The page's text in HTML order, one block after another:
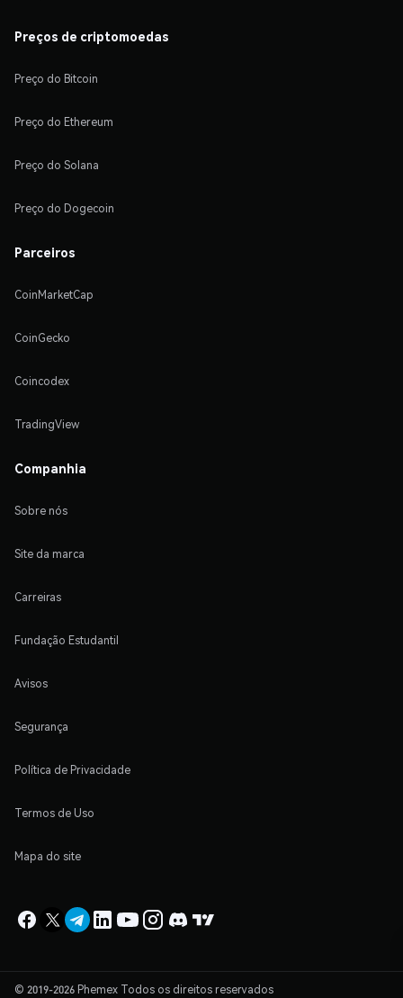
Preços de criptomoedas
Preço do Bitcoin
Preço do Ethereum
Preço do Solana
Preço do Dogecoin
Parceiros
CoinMarketCap
CoinGecko
Coincodex
TradingView
Companhia
Sobre nós
Site da marca
Carreiras
Fundação Estudantil
Avisos
Segurança
Política de Privacidade
Termos de Uso
Mapa do site
© 2019-2026 Phemex Todos os direitos reservados